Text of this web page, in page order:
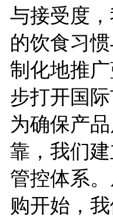
与接受度
的饮食习
制化地推
步打开国际
为确保产
靠，我们
管控体系
购开始，